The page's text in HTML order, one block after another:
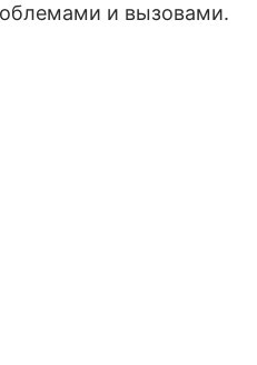
и вызовами.